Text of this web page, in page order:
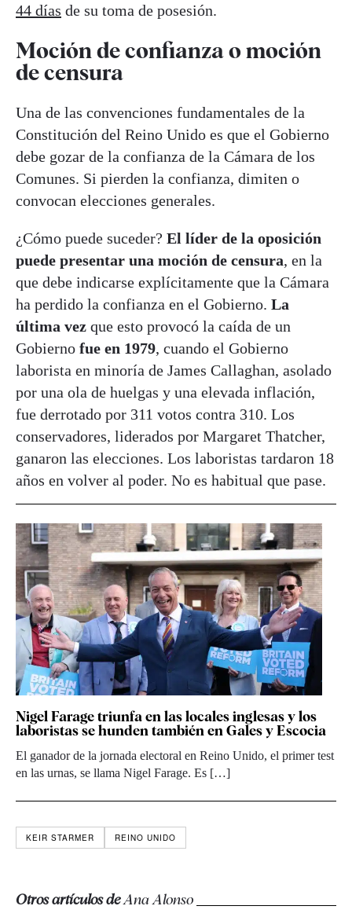
44 días de su toma de posesión.
Moción de confianza o moción
de censura
Una de las convenciones fundamentales de la
Constitución del Reino Unido es que el Gobierno
debe gozar de la confianza de la Cámara de los
Comunes. Si pierden la confianza, dimiten o
convocan elecciones generales.
¿Cómo puede suceder? El líder de la oposición
puede presentar una moción de censura, en la
que debe indicarse explícitamente que la Cámara
ha perdido la confianza en el Gobierno. La
última vez que esto provocó la caída de un
Gobierno fue en 1979, cuando el Gobierno
laborista en minoría de James Callaghan, asolado
por una ola de huelgas y una elevada inflación,
fue derrotado por 311 votos contra 310. Los
conservadores, liderados por Margaret Thatcher,
ganaron las elecciones. Los laboristas tardaron 18
años en volver al poder. No es habitual que pase.
Nigel Farage triunfa en las locales inglesas y los
laboristas se hunden también en Gales y Escocia
El ganador de la jornada electoral en Reino Unido, el primer test
en las urnas, se llama Nigel Farage. Es […]
KEIR STARMER REINO UNIDO
Otros artículos deAna Alonso